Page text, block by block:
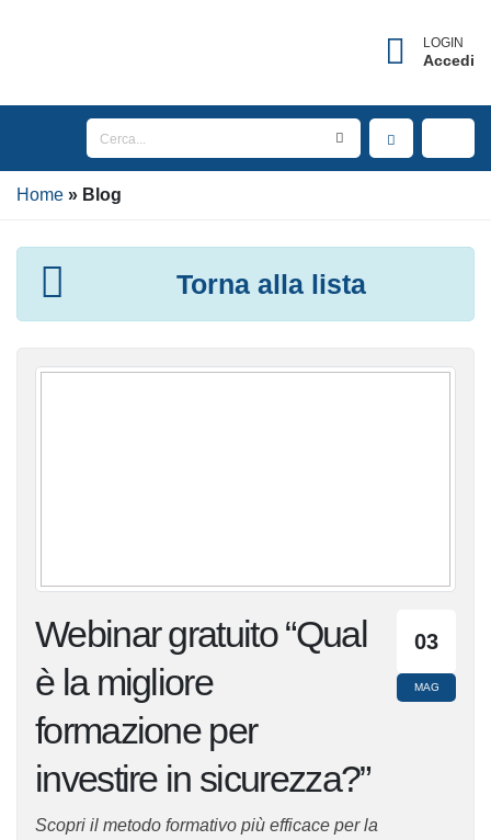
LOGIN
Accedi
Home Blog
Torna alla lista
03
MAG
Webinar gratuito
“Qual è la migliore
formazione per
investire in sicurezza?”
Scopri il metodo formativo più efficace per la